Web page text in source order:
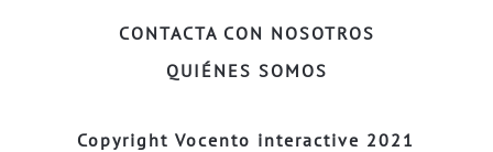
CONTACTA CON NOSOTROS
QUIÉNES SOMOS
Copyright Vocento interactive 2021